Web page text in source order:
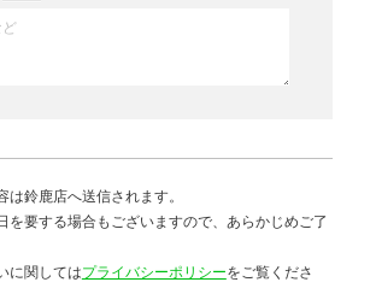
は鈴鹿店へ送信されます。
を要する場合もございますので、あらかじめご了
に関してはプライバシーポリシーをご覧くださ